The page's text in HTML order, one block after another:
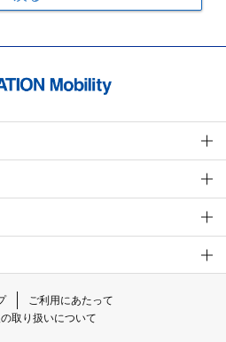
ご利用にあたって
取り扱いについて